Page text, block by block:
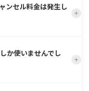
ンセル料金は発生し
か使いませんでし